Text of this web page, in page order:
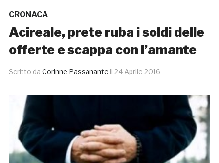
CRONACA
Acireale, prete ruba i soldi delle
offerte e scappa con l’amante
Scritto da Corinne Passanante il 24 Aprile 2016